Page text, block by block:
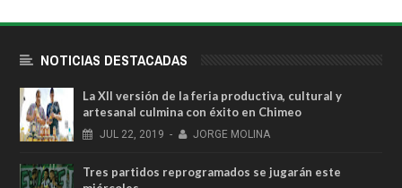
NOTICIAS DESTACADAS
La XII versión de la feria productiva, cultural y
artesanal culmina con éxito en Chimeo
JUL 22, 2019 - JORGE MOLINA
Tres partidos reprogramados se jugarán este